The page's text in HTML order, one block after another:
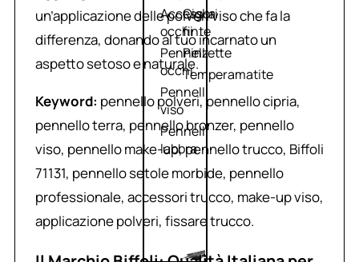
Accessori
occhi
Pennelli
occhi
Pennelli
viso
Pennelli
labbra
Ciglia
finte
Pinzette
Temperamatite
un’applicazione delle polveri viso che fa la
differenza, donando al tuo incarnato un
aspetto setoso e naturale.
Keyword: pennello polveri, pennello cipria,
pennello terra, pennello bronzer, pennello
viso, pennello make-up, pennello trucco, Biffoli
71131, pennello setole morbide, pennello
professionale, accessori trucco, make-up viso,
applicazione polveri, fissare trucco.